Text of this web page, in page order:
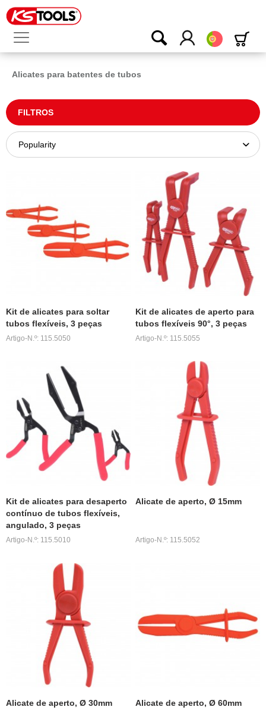
Português
Alicates para batentes de tubos
FILTROS
Kit de alicates para soltar
tubos flexíveis, 3 peças
Artigo-N.º: 115.5050
Kit de alicates de aperto para
tubos flexíveis 90°, 3 peças
Artigo-N.º: 115.5055
Kit de alicates para desaperto
contínuo de tubos flexíveis,
angulado, 3 peças
Artigo-N.º: 115.5010
Alicate de aperto, Ø 15mm
Artigo-N.º: 115.5052
Alicate de aperto, Ø 30mm Alicate de aperto, Ø 60mm